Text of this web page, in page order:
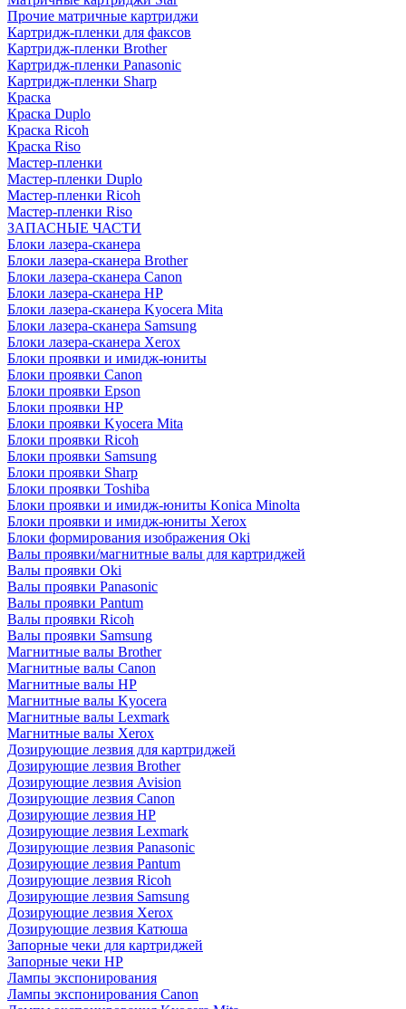
Прочие матричные картриджи
Картридж-пленки для факсов
Картридж-пленки Brother
Картридж-пленки Panasonic
Картридж-пленки Sharp
Краска
Краска Duplo
Краска Ricoh
Краска Riso
Мастер-пленки
Мастер-пленки Duplo
Мастер-пленки Ricoh
Мастер-пленки Riso
ЗАПАСНЫЕ ЧАСТИ
Блоки лазера-сканера
Блоки лазера-сканера Brother
Блоки лазера-сканера Canon
Блоки лазера-сканера HP
Блоки лазера-сканера Kyocera Mita
Блоки лазера-сканера Samsung
Блоки лазера-сканера Xerox
Блоки проявки и имидж-юниты
Блоки проявки Canon
Блоки проявки Epson
Блоки проявки HP
Блоки проявки Kyocera Mita
Блоки проявки Ricoh
Блоки проявки Samsung
Блоки проявки Sharp
Блоки проявки Toshiba
Блоки проявки и имидж-юниты Konica Minolta
Блоки проявки и имидж-юниты Xerox
Блоки формирования изображения Oki
Валы проявки/магнитные валы для картриджей
Валы проявки Oki
Валы проявки Panasonic
Валы проявки Pantum
Валы проявки Ricoh
Валы проявки Samsung
Магнитные валы Brother
Магнитные валы Canon
Магнитные валы HP
Магнитные валы Kyocera
Магнитные валы Lexmark
Магнитные валы Xerox
Дозирующие лезвия для картриджей
Дозирующие лезвия Brother
Дозирующие лезвия Avision
Дозирующие лезвия Canon
Дозирующие лезвия HP
Дозирующие лезвия Lexmark
Дозирующие лезвия Panasonic
Дозирующие лезвия Pantum
Дозирующие лезвия Ricoh
Дозирующие лезвия Samsung
Дозирующие лезвия Xerox
Дозирующие лезвия Катюша
Запорные чеки для картриджей
Запорные чеки HP
Лампы экспонирования
Лампы экспонирования Canon